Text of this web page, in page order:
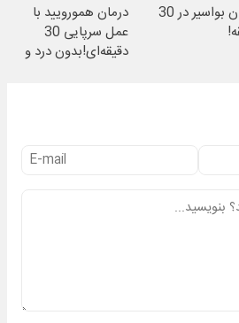
درمان بواسیر در 30
درمان همورویید با
عمل سرپایی 30
دقیقه‌ای!بدون درد و